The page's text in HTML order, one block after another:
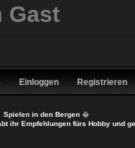
Gast
Einloggen Registrieren
Spielen in den Bergen�
ihr Empfehlungen fürs Hobby und